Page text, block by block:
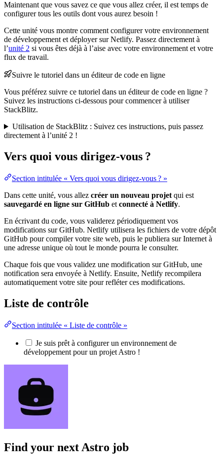
Maintenant que vous savez ce que vous allez créer, il est temps de
configurer tous les outils dont vous aurez besoin !
Cette unité vous montre comment configurer votre environnement
de développement et déployer sur Netlify. Passez directement à
l’unité 2 si vous êtes déjà à l’aise avec votre environnement et votre
flux de travail.
Suivre le tutoriel dans un éditeur de code en ligne
Vous préférez suivre ce tutoriel dans un éditeur de code en ligne ?
Suivez les instructions ci-dessous pour commencer à utiliser
StackBlitz.
Utilisation de StackBlitz : Suivez ces instructions, puis passez
directement à l’unité 2 !
Vers quoi vous dirigez-vous ?
Section intitulée « Vers quoi vous dirigez-vous ? »
Dans cette unité, vous allez créer un nouveau projet qui est
sauvegardé en ligne sur GitHub et connecté à Netlify.
En écrivant du code, vous validerez périodiquement vos
modifications sur GitHub. Netlify utilisera les fichiers de votre dépôt
GitHub pour compiler votre site web, puis le publiera sur Internet à
une adresse unique où tout le monde pourra le consulter.
Chaque fois que vous validez une modification sur GitHub, une
notification sera envoyée à Netlify. Ensuite, Netlify recompilera
automatiquement votre site pour refléter ces modifications.
Liste de contrôle
Section intitulée « Liste de contrôle »
Je suis prêt à configurer un environnement de
développement pour un projet Astro !
Find your next Astro job